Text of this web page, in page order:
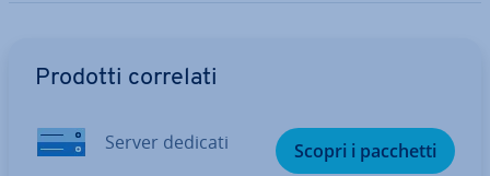
Prodotti correlati
Server dedicati Scopri i pacchetti